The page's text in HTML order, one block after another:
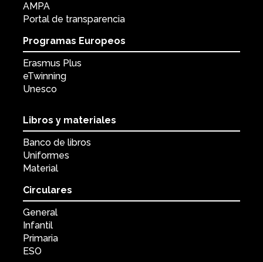
AMPA
Portal de transparencia
Programas Europeos
Erasmus Plus
eTwinning
Unesco
Libros y materiales
Banco de libros
Uniformes
Material
Circulares
General
Infantil
Primaria
ESO